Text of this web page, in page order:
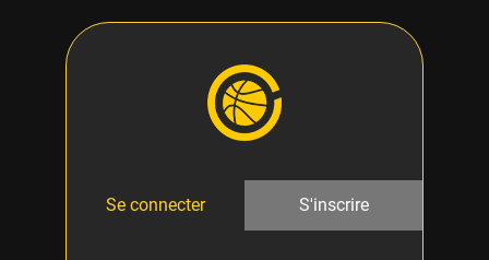
Se connecter S'inscrire